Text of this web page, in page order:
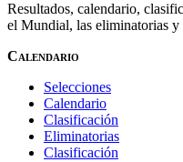
Resultados, calendario,
el Mundial, las eliminatorias
Calendario
Selecciones
Calendario
Clasificación
Eliminatorias
Clasificación